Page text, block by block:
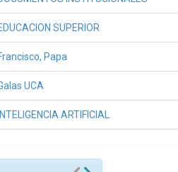
SUPERIOR
Papa
UCA
INTELIGENCIA ARTIFICIAL